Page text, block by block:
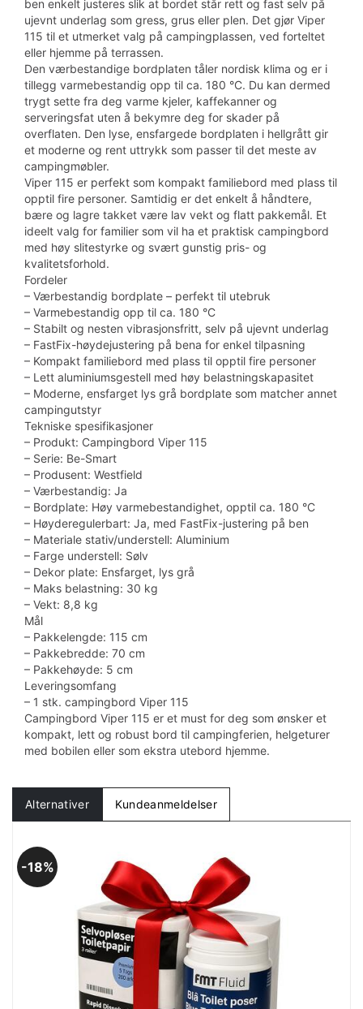
ben enkelt justeres slik at bordet står rett og fast selv på
ujevnt underlag som gress, grus eller plen. Det gjør Viper
115 til et utmerket valg på campingplassen, ved forteltet
eller hjemme på terrassen.
Den værbestandige bordplaten tåler nordisk klima og er i
tillegg varmebestandig opp til ca. 180 °C. Du kan dermed
trygt sette fra deg varme kjeler, kaffekanner og
serveringsfat uten å bekymre deg for skader på
overflaten. Den lyse, ensfargede bordplaten i hellgrått gir
et moderne og rent uttrykk som passer til det meste av
campingmøbler.
Viper 115 er perfekt som kompakt familiebord med plass til
opptil fire personer. Samtidig er det enkelt å håndtere,
bære og lagre takket være lav vekt og flatt pakkemål. Et
ideelt valg for familier som vil ha et praktisk campingbord
med høy slitestyrke og svært gunstig pris- og
kvalitetsforhold.
Fordeler
– Værbestandig bordplate – perfekt til utebruk
– Varmebestandig opp til ca. 180 °C
– Stabilt og nesten vibrasjonsfritt, selv på ujevnt underlag
– FastFix-høydejustering på bena for enkel tilpasning
– Kompakt familiebord med plass til opptil fire personer
– Lett aluminiumsgestell med høy belastningskapasitet
– Moderne, ensfarget lys grå bordplate som matcher annet
campingutstyr
Tekniske spesifikasjoner
– Produkt: Campingbord Viper 115
– Serie: Be-Smart
– Produsent: Westfield
– Værbestandig: Ja
– Bordplate: Høy varmebestandighet, opptil ca. 180 °C
– Høyderegulerbart: Ja, med FastFix-justering på ben
– Materiale stativ/understell: Aluminium
– Farge understell: Sølv
– Dekor plate: Ensfarget, lys grå
– Maks belastning: 30 kg
– Vekt: 8,8 kg
Mål
– Pakkelengde: 115 cm
– Pakkebredde: 70 cm
– Pakkehøyde: 5 cm
Leveringsomfang
– 1 stk. campingbord Viper 115
Campingbord Viper 115 er et must for deg som ønsker et
kompakt, lett og robust bord til campingferien, helgeturer
med bobilen eller som ekstra utebord hjemme.
Alternativer Kundeanmeldelser
18%